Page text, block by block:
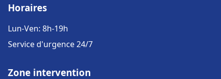
Horaires
Lun-Ven: 8h-19h
Service d'urgence 24/7
Zone intervention